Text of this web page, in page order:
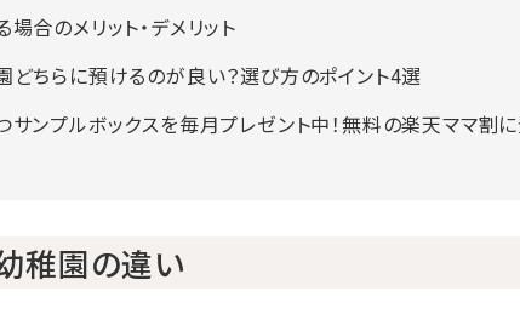
合のメリット・デメリット
ちらに預けるのが良い？選び方のポイント4選
ンプルボックスを毎月プレゼント中！無料の楽天ママ割
稚園の違い